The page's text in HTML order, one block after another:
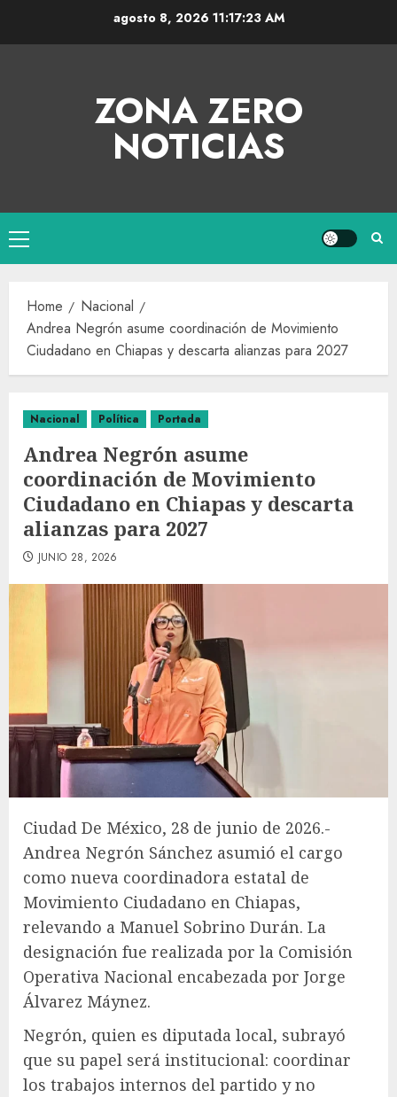
agosto 8, 2026 11:17:23 AM
ZONA ZERO
NOTICIAS
Home
Nacional
Andrea Negrón asume coordinación de Movimiento
Ciudadano en Chiapas y descarta alianzas para 2027
Nacional Política Portada
Andrea Negrón asume
coordinación de Movimiento
Ciudadano en Chiapas y descarta
alianzas para 2027
JUNIO 28, 2026
Ciudad De México, 28 de junio de 2026.-
Andrea Negrón Sánchez asumió el cargo
como nueva coordinadora estatal de
Movimiento Ciudadano en Chiapas,
relevando a Manuel Sobrino Durán. La
designación fue realizada por la Comisión
Operativa Nacional encabezada por Jorge
Álvarez Máynez.
Negrón, quien es diputada local, subrayó
que su papel será institucional: coordinar
los trabajos internos del partido y no